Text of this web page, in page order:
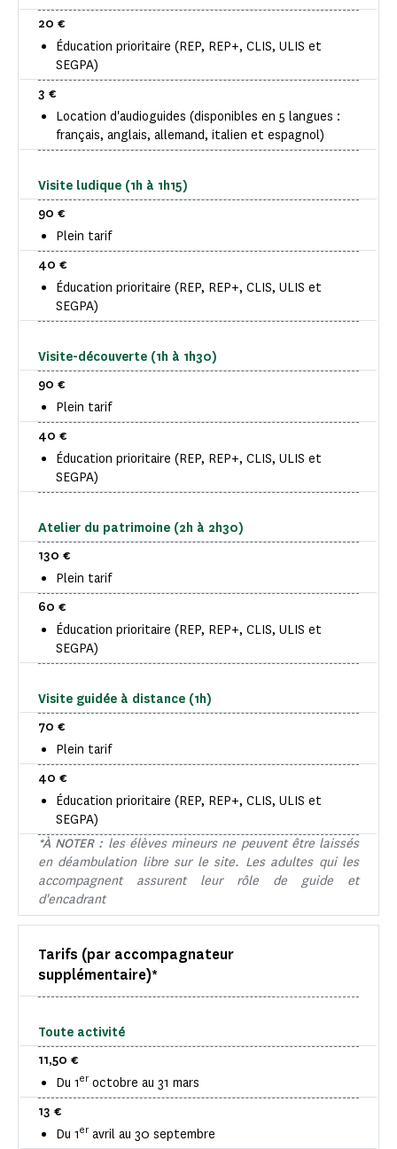
Éducation prioritaire (REP, REP+, CLIS, ULIS et
SEGPA)
20 €
Location d'audioguides (disponibles en 5 langues :
français, anglais, allemand, italien et espagnol)
3 €
Visite ludique (1h à 1h15)
Plein tarif
90 €
Éducation prioritaire (REP, REP+, CLIS, ULIS et
SEGPA)
40 €
Visite-découverte (1h à 1h30)
Plein tarif
90 €
Éducation prioritaire (REP, REP+, CLIS, ULIS et
SEGPA)
40 €
Atelier du patrimoine (2h à 2h30)
Plein tarif
130 €
Éducation prioritaire (REP, REP+, CLIS, ULIS et
SEGPA)
60 €
Visite guidée à distance (1h)
Plein tarif
70 €
Éducation prioritaire (REP, REP+, CLIS, ULIS et
SEGPA)
40 €
*À NOTER : les élèves mineurs ne peuvent être laissés
en déambulation libre sur le site. Les adultes qui les
accompagnent assurent leur rôle de guide et
d'encadrant
Tarifs (par accompagnateur
supplémentaire)*
Toute activité
Du 1er octobre au 31 mars
11,50 €
Du 1er avril au 30 septembre
13 €